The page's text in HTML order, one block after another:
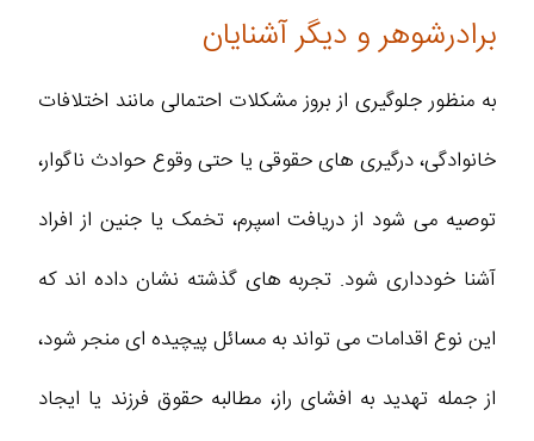
برادرشوهر و دیگر آشنایان
به منظور جلوگیری از بروز مشکلات احتمالی مانند اختلافات
خانوادگی، درگیری‌ های حقوقی یا حتی وقوع حوادث ناگوار،
توصیه می‌ شود از دریافت اسپرم، تخمک یا جنین از افراد
آشنا خودداری شود. تجربه‌ های گذشته نشان داده اند که
این نوع اقدامات می‌ تواند به مسائل پیچیده‌ ای منجر شود،
از جمله تهدید به افشای راز، مطالبه حقوق فرزند یا ایجاد